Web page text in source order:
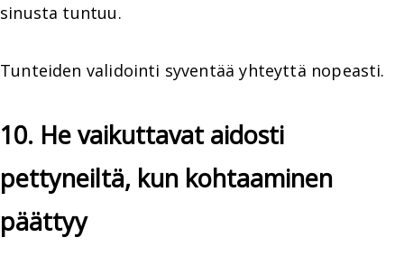
sinusta tuntuu.
Tunteiden validointi syventää yhteyttä nopeasti.
10. He vaikuttavat aidosti
pettyneiltä, kun kohtaaminen
päättyy